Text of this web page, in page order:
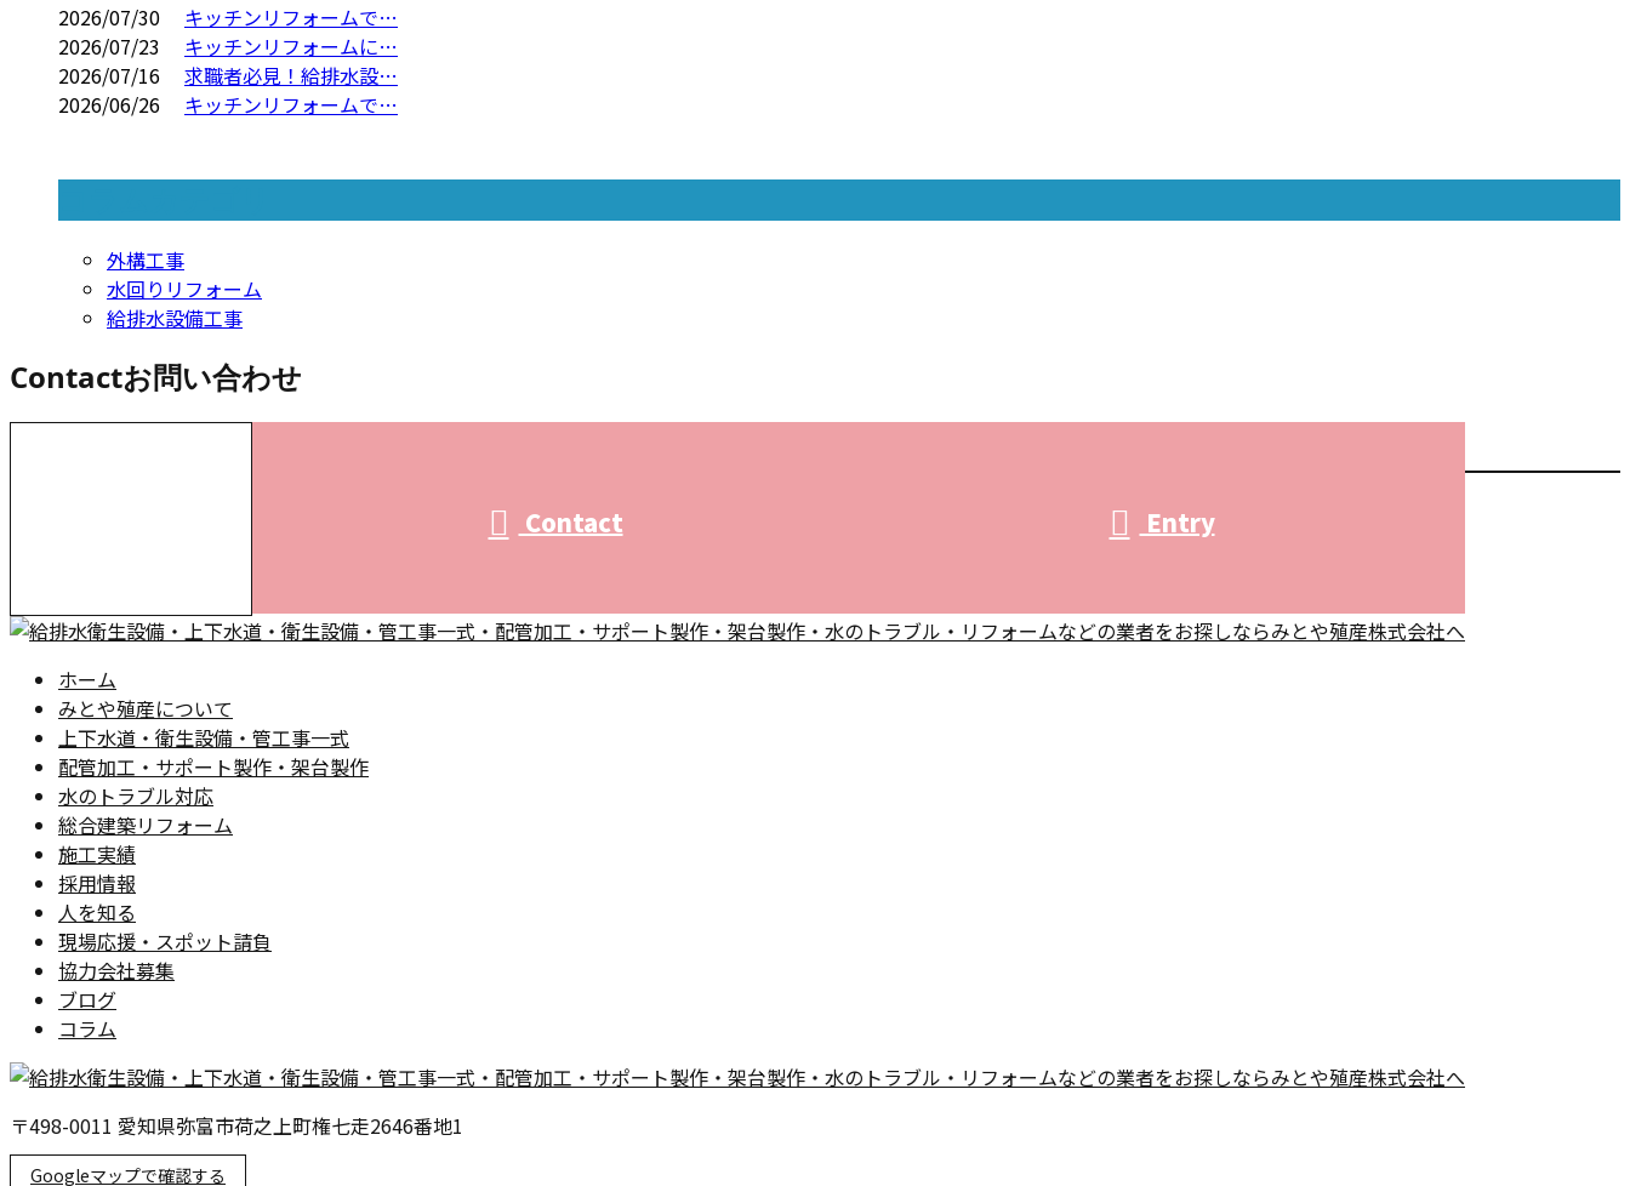
2026/07/30
キッチンリフォームで…
2026/07/23
キッチンリフォームに…
2026/07/16
求職者必見！給排水設…
2026/06/26
キッチンリフォームで…
外構工事
水回りリフォーム
給排水設備工事
Contactお問い合わせ
Contact Entry
ホーム
みとや殖産について
上下水道・衛生設備・管工事一式
配管加工・サポート製作・架台製作
水のトラブル対応
総合建築リフォーム
施工実績
採用情報
人を知る
現場応援・スポット請負
協力会社募集
ブログ
コラム
〒498-0011 愛知県弥富市荷之上町権七走2646番地1
Googleマップで確認する